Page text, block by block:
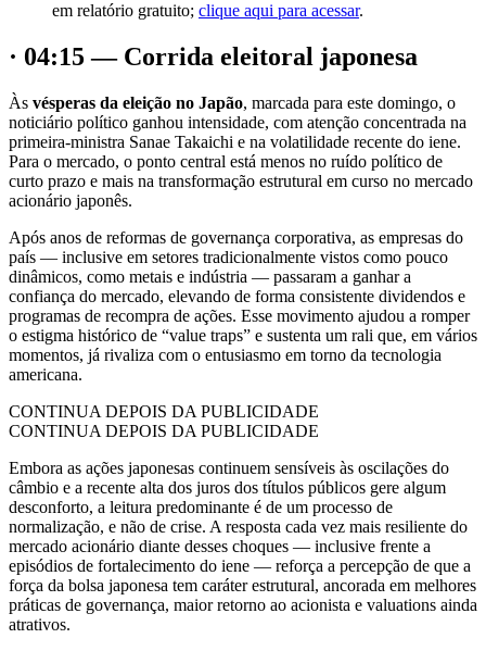
em relatório gratuito; clique aqui para acessar.
· 04:15 — Corrida eleitoral japonesa
Às vésperas da eleição no Japão, marcada para este domingo, o
noticiário político ganhou intensidade, com atenção concentrada na
primeira-ministra Sanae Takaichi e na volatilidade recente do iene.
Para o mercado, o ponto central está menos no ruído político de
curto prazo e mais na transformação estrutural em curso no mercado
acionário japonês.
Após anos de reformas de governança corporativa, as empresas do
país — inclusive em setores tradicionalmente vistos como pouco
dinâmicos, como metais e indústria — passaram a ganhar a
confiança do mercado, elevando de forma consistente dividendos e
programas de recompra de ações. Esse movimento ajudou a romper
o estigma histórico de “value traps” e sustenta um rali que, em vários
momentos, já rivaliza com o entusiasmo em torno da tecnologia
americana.
CONTINUA DEPOIS DA PUBLICIDADE
CONTINUA DEPOIS DA PUBLICIDADE
Embora as ações japonesas continuem sensíveis às oscilações do
câmbio e a recente alta dos juros dos títulos públicos gere algum
desconforto, a leitura predominante é de um processo de
normalização, e não de crise. A resposta cada vez mais resiliente do
mercado acionário diante desses choques — inclusive frente a
episódios de fortalecimento do iene — reforça a percepção de que a
força da bolsa japonesa tem caráter estrutural, ancorada em melhores
práticas de governança, maior retorno ao acionista e valuations ainda
atrativos.